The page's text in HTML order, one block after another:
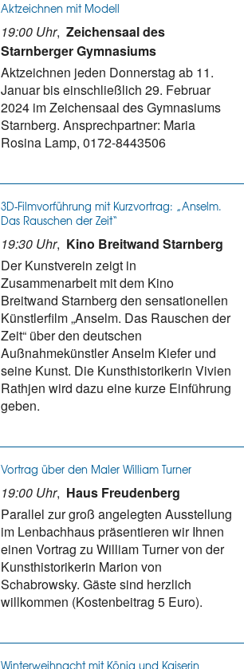
Aktzeichnen mit Modell
19:00 Uhr, Zeichensaal des
Starnberger Gymnasiums
Aktzeichnen jeden Donnerstag ab 11.
Januar bis einschließlich 29. Februar
2024 im Zeichensaal des Gymnasiums
Starnberg. Ansprechpartner: Maria
Rosina Lamp, 0172-8443506
3D-Filmvorführung mit Kurzvortrag: „Anselm.
Das Rauschen der Zeit“
19:30 Uhr, Kino Breitwand Starnberg
Der Kunstverein zeigt in
Zusammenarbeit mit dem Kino
Breitwand Starnberg den sensationellen
Künstlerfilm „Anselm. Das Rauschen der
Zeit“ über den deutschen
Außnahmekünstler Anselm Kiefer und
seine Kunst. Die Kunsthistorikerin Vivien
Rathjen wird dazu eine kurze Einführung
geben.
Vortrag über den Maler William Turner
19:00 Uhr, Haus Freudenberg
Parallel zur groß angelegten Ausstellung
im Lenbachhaus präsentieren wir Ihnen
einen Vortrag zu William Turner von der
Kunsthistorikerin Marion von
Schabrowsky. Gäste sind herzlich
willkommen (Kostenbeitrag 5 Euro).
Winterweihnacht mit König und Kaiserin